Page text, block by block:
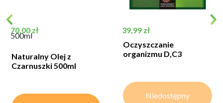
Cena
70,00 zł
500ml
Naturalny Olej z
Czarnuszki 500ml
Cena
39,99 zł
Oczyszczanie
organizmu D,C3
Niedostępny